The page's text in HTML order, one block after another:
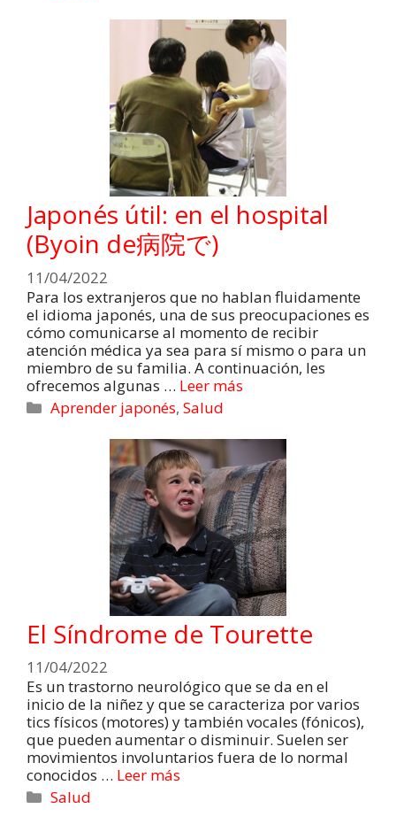
Japonés útil: en el hospital
(Byoin de病院で)
11/04/2022
Para los extranjeros que no hablan fluidamente
el idioma japonés, una de sus preocupaciones es
cómo comunicarse al momento de recibir
atención médica ya sea para sí mismo o para un
miembro de su familia. A continuación, les
ofrecemos algunas … Leer más
Aprender japonés,Salud
El Síndrome de Tourette
11/04/2022
Es un trastorno neurológico que se da en el
inicio de la niñez y que se caracteriza por varios
tics físicos (motores) y también vocales (fónicos),
que pueden aumentar o disminuir. Suelen ser
movimientos involuntarios fuera de lo normal
conocidos … Leer más
Salud